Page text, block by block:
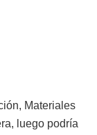
Materiales
luego podría